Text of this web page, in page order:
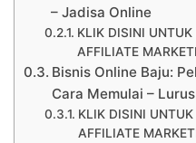
– Jadisa Online
KLIK DISINI
AFFILIATE
Bisnis Online Baju:
Cara Memulai –
KLIK DISINI
AFFILIATE